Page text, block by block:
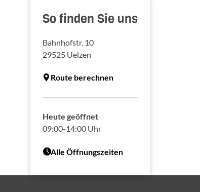
So finden Sie uns
Bahnhofstr. 10
29525 Uelzen
Route berechnen
Heute geöffnet
09:00-14:00 Uhr
Alle Öffnungszeiten